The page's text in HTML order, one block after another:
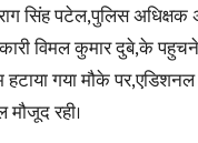
सिंह पटेल,पुलिस
विमल कुमार दुबे,के
गया मौके पर,एडिशनल
रही।